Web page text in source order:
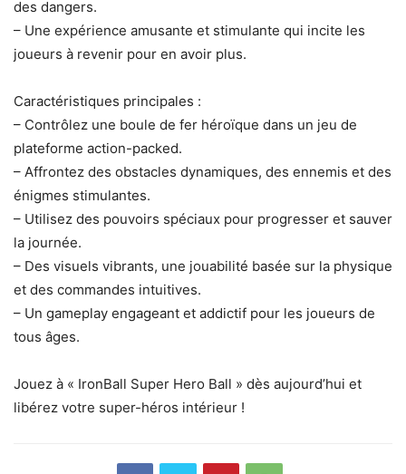
des dangers.
– Une expérience amusante et stimulante qui incite les
joueurs à revenir pour en avoir plus.
Caractéristiques principales :
– Contrôlez une boule de fer héroïque dans un jeu de
plateforme action-packed.
– Affrontez des obstacles dynamiques, des ennemis et des
énigmes stimulantes.
– Utilisez des pouvoirs spéciaux pour progresser et sauver
la journée.
– Des visuels vibrants, une jouabilité basée sur la physique
et des commandes intuitives.
– Un gameplay engageant et addictif pour les joueurs de
tous âges.
Jouez à « IronBall Super Hero Ball » dès aujourd’hui et
libérez votre super-héros intérieur !